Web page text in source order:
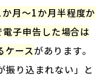
月〜1か月半程度か
子申告した場合は
ケースがあります。
振り込まれない」と